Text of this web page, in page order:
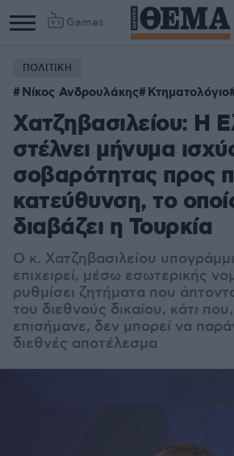
Games
ΠΟΛΙΤΙΚΗ
Νίκος Ανδρουλάκης Κτηματολόγιο
Χατζηβασιλείου: Η
στέλνει μήνυμα
σοβαρότητας προς
κατεύθυνση, το
διαβάζει η Τουρκία
Ο κ. Χατζηβασιλείου
επιχειρεί, μέσω εσωτερικής
ρυθμίσει ζητήματα που
του διεθνούς δικαίου, κάτι
επισήμανε, δεν μπορεί να
διεθνές αποτέλεσμα